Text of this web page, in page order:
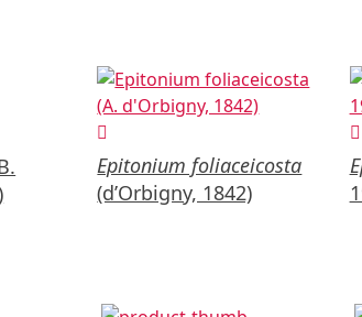
Epitonium foliaceicosta
(d’Orbigny, 1842)